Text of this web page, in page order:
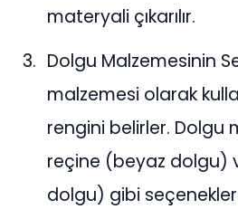
materyali çıkarılır.
Dolgu Malzemesinin
malzemesi olarak
rengini belirler. Dolgu
reçine (beyaz dolgu)
dolgu) gibi